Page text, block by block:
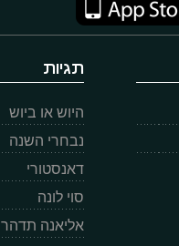
תגיות
היוש או ביוש
נבחרי השנה
דאנסטורי
סוי לונה
אליאנה תדהר